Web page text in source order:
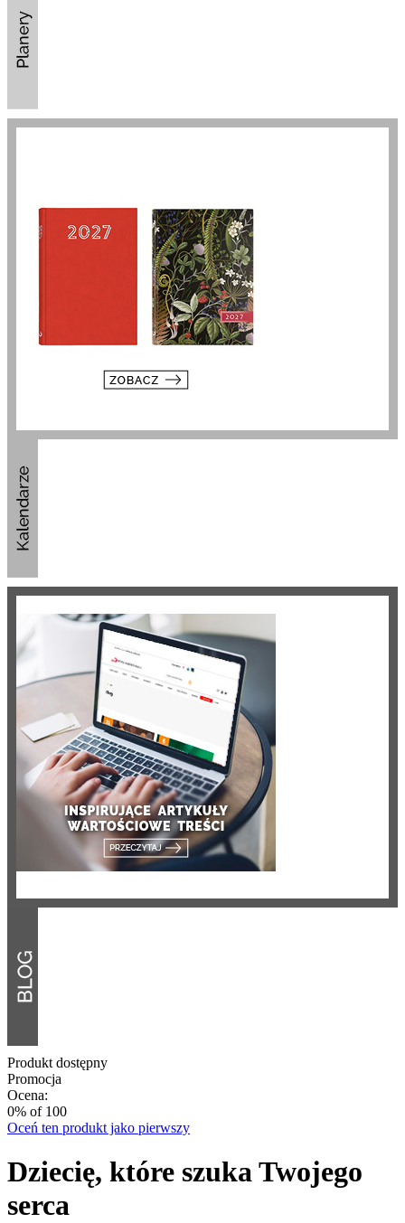
Produkt dostępny
Promocja
Ocena:
0% of 100
Oceń ten produkt jako pierwszy
Dziecię, które szuka Twojego
serca